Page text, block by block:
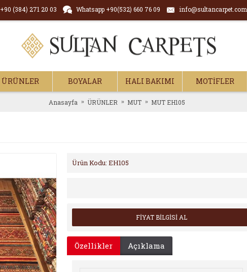
+90 (384) 271 20 03 Whatsapp +90(532) 660 76 09 info@sultancarpet.com
ÜRÜNLER BOYALAR HALI BAKIMI MOTİFLER
Anasayfa ÜRÜNLER MUT MUT EH105
Ürün Kodu: EH105
FİYAT BİLGİSİ AL
Özellikler Açıklama